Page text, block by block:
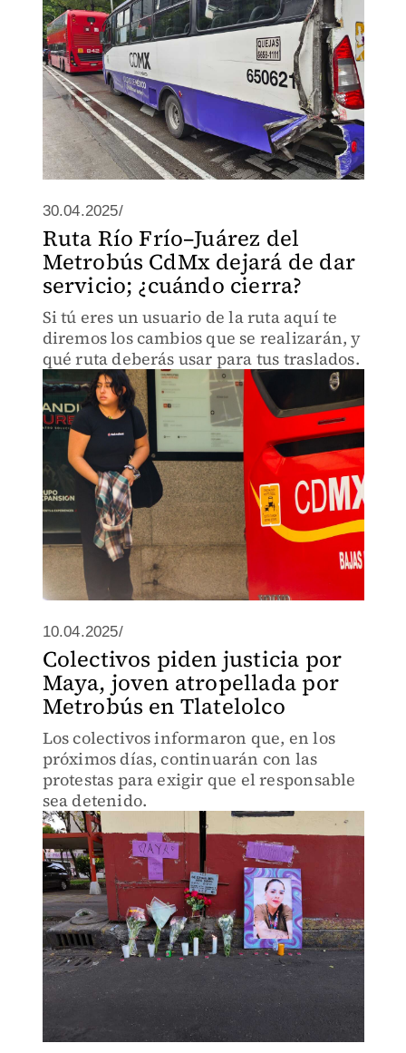
30.04.2025/
Ruta Río Frío–Juárez del
Metrobús CdMx dejará de dar
servicio; ¿cuándo cierra?
Si tú eres un usuario de la ruta aquí te
diremos los cambios que se realizarán, y
qué ruta deberás usar para tus traslados.
10.04.2025/
Colectivos piden justicia por
Maya, joven atropellada por
Metrobús en Tlatelolco
Los colectivos informaron que, en los
próximos días, continuarán con las
protestas para exigir que el responsable
sea detenido.